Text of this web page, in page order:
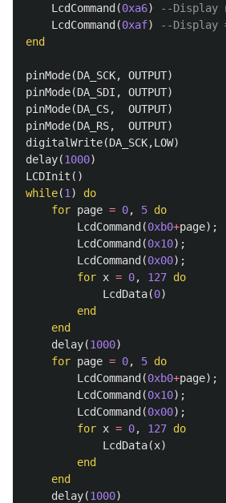
LcdCommand (0xa6)
--Display
LcdCommand (0xaf)
--Display
end
pinMode(DA_SCK, OUTPUT)
pinMode(DA_SDI , OUTPUT)
pinMode(DA_CS, OUTPUT)
pinMode(DA_RS, OUTPUT)
digitalWrite(DA_SCK,LOW)
delay(1000)
LCDInit ()
while(1 )
do
for page = 0, 5 do
LcdCommand (0xb0+page);
LcdCommand (0x10);
LcdCommand (0x00);
for x = 0, 127 do
LcdData(0)
end
end
delay(1000)
for page = 0, 5 do
LcdCommand (0xb0+page);
LcdCommand (0x10);
LcdCommand (0x00);
for x = 0, 127 do
LcdData(x)
end
end
delay(1000)